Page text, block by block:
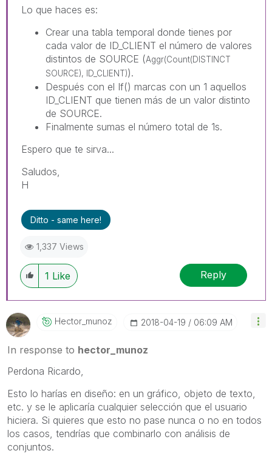
Lo que haces es:
Crear una tabla temporal donde tienes por
cada valor de ID_CLIENT el número de valores
distintos de SOURCE (Aggr(Count(DISTINCT
SOURCE), ID_CLIENT)).
Después con el If() marcas con un 1 aquellos
ID_CLIENT que tienen más de un valor distinto
de SOURCE.
Finalmente sumas el número total de 1s.
Espero que te sirva...
Saludos,
H
Ditto - same here!
1,337 Views
1 Like Reply
Hector_munoz ‎2018-04-19 06:09 AM
In response to hector_munoz
Perdona Ricardo,
Esto lo harías en diseño: en un gráfico, objeto de texto,
etc. y se le aplicaría cualquier selección que el usuario
hiciera. Si quieres que esto no pase nunca o no en todos
los casos, tendrías que combinarlo con análisis de
conjuntos.